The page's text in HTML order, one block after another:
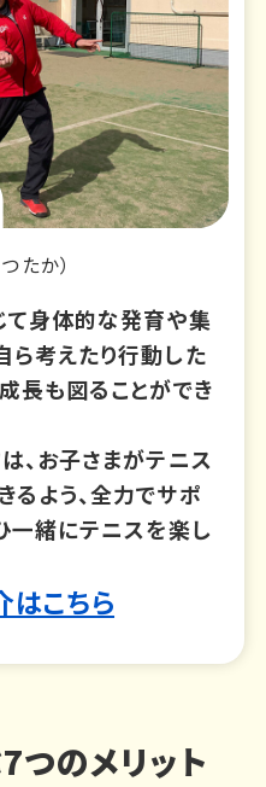
て身体的な発育や集
ら考えたり行動した
長も図ることができ
、お子さまがテニス
よう、全力でサポ
一緒にテニスを楽し
はこちら
たか）
つのメリット